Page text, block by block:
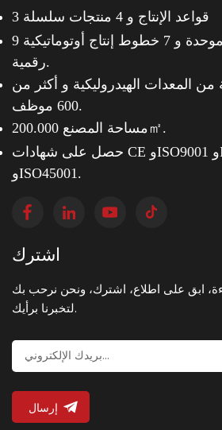
3 قواعد الإنتاج و 4 منتجات سلسلة
و
7 خطوط إنتاج أوتوماتيكية
رقمية.
أكثر من
600 موظف.
مساحة المصنع 200.000㎡.
حصل على شهادات CE وISO9001 وISO14001
وISO45001.
اشترك
ابق على اطلاع، اشترك، ونحن نرحب بك
لتخبرنا برأيك.
إرسال